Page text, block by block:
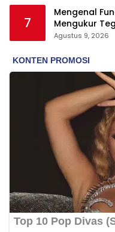
7
Mengenal
Mengukur
Agustus 9, 2026